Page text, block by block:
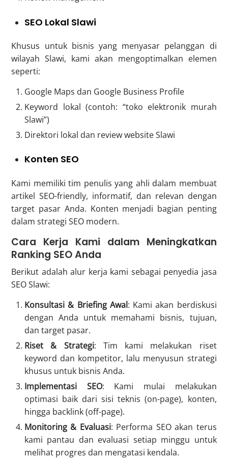
SEO Lokal Slawi
Khusus untuk bisnis yang menyasar pelanggan di
wilayah Slawi, kami akan mengoptimalkan elemen
seperti:
Google Maps dan Google Business Profile
Keyword lokal (contoh: “toko elektronik murah
Slawi”)
Direktori lokal dan review website Slawi
Konten SEO
Kami memiliki tim penulis yang ahli dalam membuat
artikel SEO-friendly, informatif, dan relevan dengan
target pasar Anda. Konten menjadi bagian penting
dalam strategi SEO modern.
Cara Kerja Kami dalam Meningkatkan
Ranking SEO Anda
Berikut adalah alur kerja kami sebagai penyedia jasa
SEO Slawi:
Konsultasi & Briefing Awal: Kami akan berdiskusi
dengan Anda untuk memahami bisnis, tujuan,
dan target pasar.
Riset & Strategi: Tim kami melakukan riset
keyword dan kompetitor, lalu menyusun strategi
khusus untuk bisnis Anda.
Implementasi SEO: Kami mulai melakukan
optimasi baik dari sisi teknis (on-page), konten,
hingga backlink (off-page).
Monitoring & Evaluasi: Performa SEO akan terus
kami pantau dan evaluasi setiap minggu untuk
melihat progres dan mengatasi kendala.